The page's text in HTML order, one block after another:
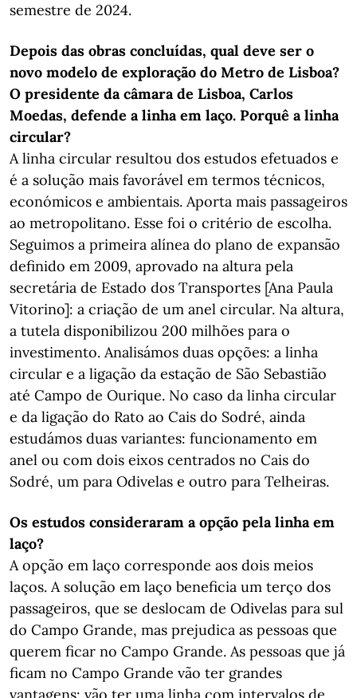
semestre de 2024.
Depois das obras concluídas, qual deve ser o
novo modelo de exploração do Metro de Lisboa?
O presidente da câmara de Lisboa, Carlos
Moedas, defende a linha em laço. Porquê a linha
circular?
A linha circular resultou dos estudos efetuados e
é a solução mais favorável em termos técnicos,
económicos e ambientais. Aporta mais passageiros
ao metropolitano. Esse foi o critério de escolha.
Seguimos a primeira alínea do plano de expansão
definido em 2009, aprovado na altura pela
secretária de Estado dos Transportes [Ana Paula
Vitorino]: a criação de um anel circular. Na altura,
a tutela disponibilizou 200 milhões para o
investimento. Analisámos duas opções: a linha
circular e a ligação da estação de São Sebastião
até Campo de Ourique. No caso da linha circular
e da ligação do Rato ao Cais do Sodré, ainda
estudámos duas variantes: funcionamento em
anel ou com dois eixos centrados no Cais do
Sodré, um para Odivelas e outro para Telheiras.
Os estudos consideraram a opção pela linha em
laço?
A opção em laço corresponde aos dois meios
laços. A solução em laço beneficia um terço dos
passageiros, que se deslocam de Odivelas para sul
do Campo Grande, mas prejudica as pessoas que
querem ficar no Campo Grande. As pessoas que já
ficam no Campo Grande vão ter grandes